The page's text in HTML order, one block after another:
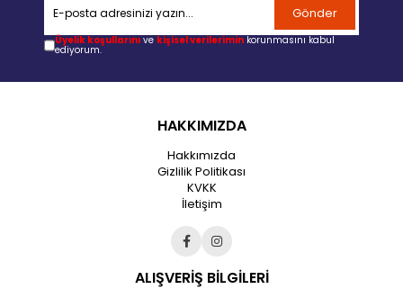
Gönder
Üyelik koşullarını ve kişisel verilerimin korunmasını kabul
ediyorum.
HAKKIMIZDA
Hakkımızda
Gizlilik Politikası
KVKK
İletişim
ALIŞVERİŞ BİLGİLERİ